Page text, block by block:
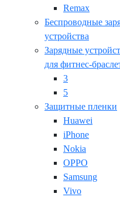
Remax
Беспроводные
устройства
Зарядные
для фитнес-
3
5
Защитные пленки
Huawei
iPhone
Nokia
OPPO
Samsung
Vivo